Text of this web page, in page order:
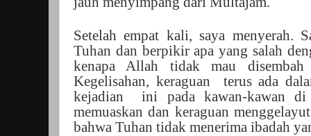
Setelah empat kali, saya menyerah.
Tuhan dan berpikir apa yang salah
kenapa Allah tidak mau
Kegelisahan, keraguan
terus ada
kejadian
ini pada kawan-kawan
memuaskan dan keraguan
bahwa Tuhan tidak menerima ibadah